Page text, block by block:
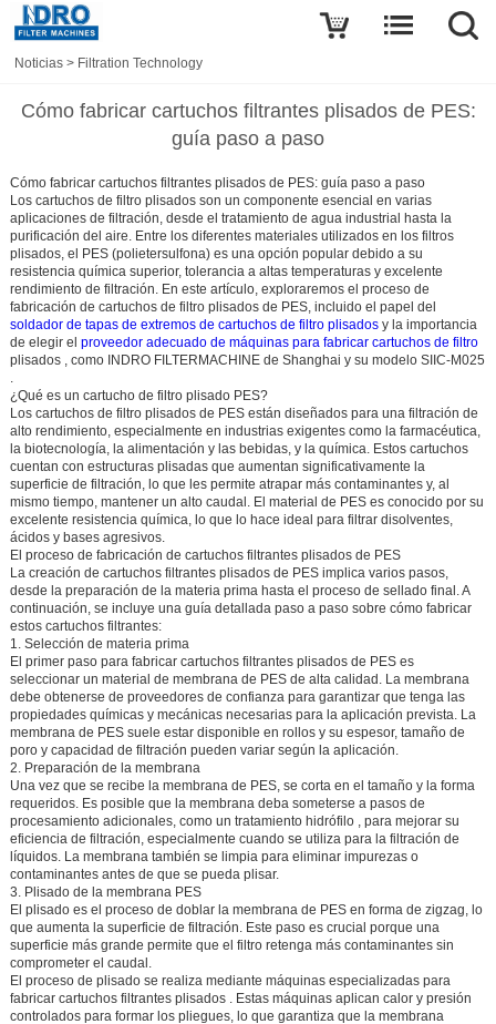
Noticias > Filtration Technology
Cómo fabricar cartuchos filtrantes plisados de PES:
guía paso a paso
Cómo fabricar cartuchos filtrantes plisados de PES: guía paso a paso
Los cartuchos de filtro plisados son un componente esencial en varias
aplicaciones de filtración, desde el tratamiento de agua industrial hasta la
purificación del aire. Entre los diferentes materiales utilizados en los filtros
plisados, el PES (polietersulfona)es una opción popular debido a su
resistencia química superior, tolerancia a altas temperaturas y excelente
rendimiento de filtración. En este artículo, exploraremos el proceso de
fabricación de cartuchos de filtro plisados de PES, incluido el papel del
soldador de tapas de extremos de cartuchos de filtro plisadosy la importancia
de elegir el proveedor adecuado de máquinas para fabricar cartuchos de filtro
plisados, como INDRO FILTERMACHINEde Shanghai y su modelo SIIC-M025
¿Qué es un cartucho de filtro plisado PES?
Los cartuchos de filtro plisados de PES están diseñados para una filtración de
alto rendimiento, especialmente en industrias exigentes como la farmacéutica,
la biotecnología, la alimentación y las bebidas, y la química. Estos cartuchos
cuentan con estructuras plisadas que aumentan significativamente la
superficie de filtración, lo que les permite atrapar más contaminantes y, al
mismo tiempo, mantener un alto caudal. El material de PES es conocido por su
excelente resistencia química, lo que lo hace ideal para filtrar disolventes,
ácidos y bases agresivos.
El proceso de fabricación de cartuchos filtrantes plisados de PES
La creación de cartuchos filtrantes plisados de PES implica varios pasos,
desde la preparación de la materia prima hasta el proceso de sellado final. A
continuación, se incluye una guía detallada paso a paso sobre cómo fabricar
estos cartuchos filtrantes:
1. Selección de materia prima
El primer paso para fabricar cartuchos filtrantes plisados de PES es
seleccionar un material de membrana de PES de alta calidad. La membrana
debe obtenerse de proveedores de confianza para garantizar que tenga las
propiedades químicas y mecánicas necesarias para la aplicación prevista. La
membrana de PES suele estar disponible en rollos y su espesor, tamaño de
poro y capacidad de filtración pueden variar según la aplicación.
2. Preparación de la membrana
Una vez que se recibe la membrana de PES, se corta en el tamaño y la forma
requeridos. Es posible que la membrana deba someterse a pasos de
procesamiento adicionales, como un tratamiento hidrófilo, para mejorar su
eficiencia de filtración, especialmente cuando se utiliza para la filtración de
líquidos. La membrana también se limpia para eliminar impurezas o
contaminantes antes de que se pueda plisar.
3. Plisado de la membrana PES
El plisado es el proceso de doblar la membrana de PES en forma de zigzag, lo
que aumenta la superficie de filtración. Este paso es crucial porque una
superficie más grande permite que el filtro retenga más contaminantes sin
comprometer el caudal.
El proceso de plisado se realiza mediante máquinas especializadas para
fabricar cartuchos filtrantes plisados. Estas máquinas aplican calor y presión
controlados para formar los pliegues, lo que garantiza que la membrana